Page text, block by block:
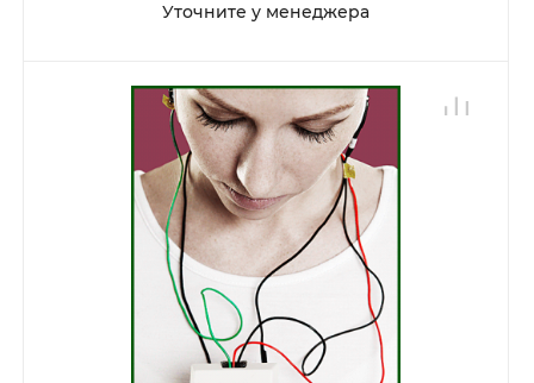
Уточните у менеджера